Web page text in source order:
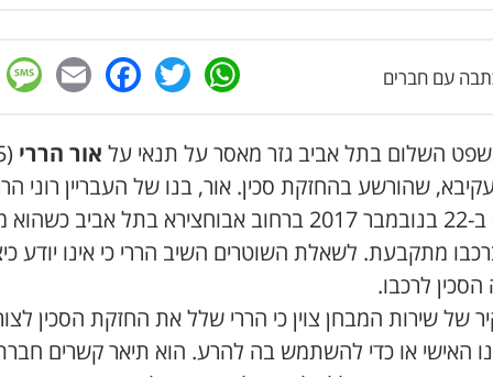
עם חברים WhatsApp
Twitter
השלום בתל אביב גזר מאסר על תנאי על אור הררי
שהורשע בהחזקת סכין. אור, בנו של העבריין רוני
נתפס ב-22 בנובמבר 2017 ברחוב אבוחצירא בתל אביב
מתקבעת. לשאלת השוטרים השיב הררי כי אינו יודע
הסכין לרכבו.
של שירות המבחן צוין כי הררי שלל את החזקת הסכין
האישי או כדי להשתמש בה להרע. הוא תיאר קשרים